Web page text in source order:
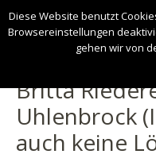
Britta
Uhlenbrock
auch keine
Diese Website benutzt
Browsereinstellungen
gehen wir von